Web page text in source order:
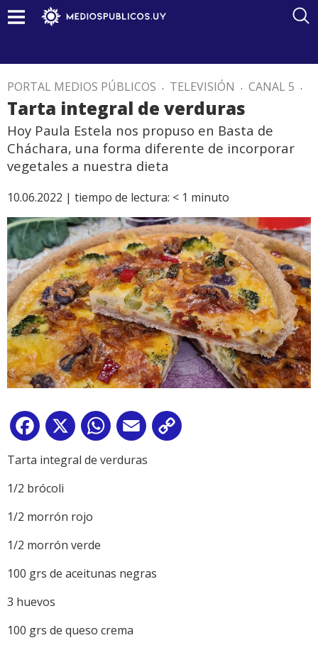
PORTAL MEDIOS PÚBLICOS . TELEVISIÓN . CANAL 5 .
Tarta integral de verduras
Hoy Paula Estela nos propuso en Basta de
Cháchara, una forma diferente de incorporar
vegetales a nuestra dieta
10.06.2022 | tiempo de lectura: < 1 minuto
Facebook
X WhatsApp
Email
Tarta integral de verduras
1/2 brócoli
1/2 morrón rojo
1/2 morrón verde
100 grs de aceitunas negras
3 huevos
100 grs de queso crema